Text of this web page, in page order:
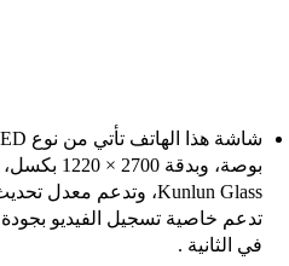
بوصة،
في الثانية .